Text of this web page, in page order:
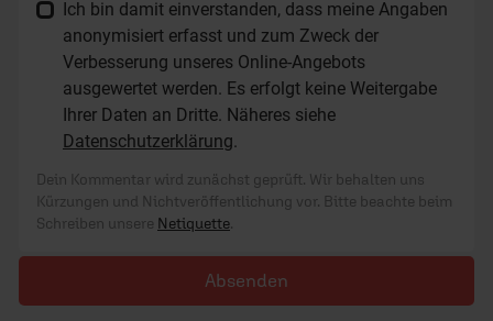
Ich bin damit einverstanden, dass meine Angaben
anonymisiert erfasst und zum Zweck der
Verbesserung unseres Online-Angebots
ausgewertet werden. Es erfolgt keine Weitergabe
Ihrer Daten an Dritte. Näheres siehe
Datenschutzerklärung.
Dein Kommentar wird zunächst geprüft. Wir behalten uns
Kürzungen und Nichtveröffentlichung vor. Bitte beachte beim
Schreiben unsere Netiquette.
Absenden